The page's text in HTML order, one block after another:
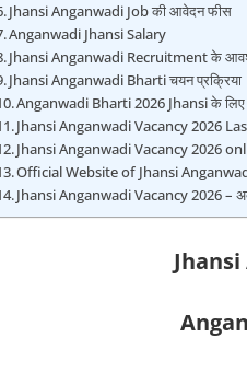
Jhansi Anganwadi Job की आवेदन फीस
Anganwadi Jhansi Salary
Jhansi Anganwadi Recruitment के
Jhansi Anganwadi Bharti चयन प्रक्रिया
Anganwadi Bharti 2026 Jhansi के लिए
Jhansi Anganwadi Vacancy 2026
Jhansi Anganwadi Vacancy 2026
Official Website of Jhansi
Jhansi Anganwadi Vacancy 2026 –